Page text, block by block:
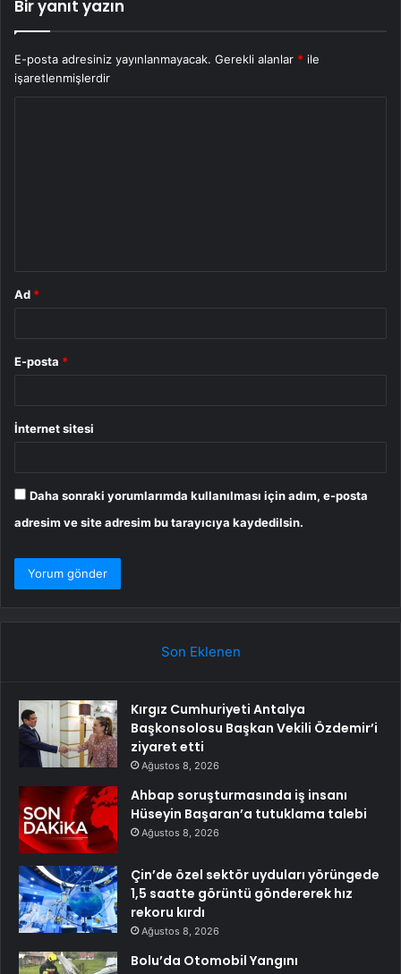
Bir yanıt yazın
E-posta adresiniz yayınlanmayacak. Gerekli alanlar * ile
işaretlenmişlerdir
Ad *
E-posta *
İnternet sitesi
Daha sonraki yorumlarımda kullanılması için adım, e-posta
adresim ve site adresim bu tarayıcıya kaydedilsin.
Son Eklenen
Kırgız Cumhuriyeti Antalya
Başkonsolosu Başkan Vekili Özdemir’i
ziyaret etti
Ağustos 8, 2026
Ahbap soruşturmasında iş insanı
Hüseyin Başaran’a tutuklama talebi
Ağustos 8, 2026
Çin’de özel sektör uyduları yörüngede
1,5 saatte görüntü göndererek hız
rekoru kırdı
Ağustos 8, 2026
Bolu’da Otomobil Yangını